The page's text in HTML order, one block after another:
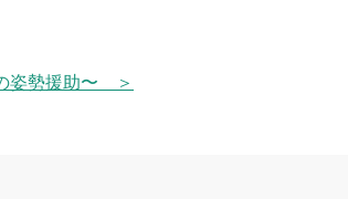
姿勢援助〜 ＞